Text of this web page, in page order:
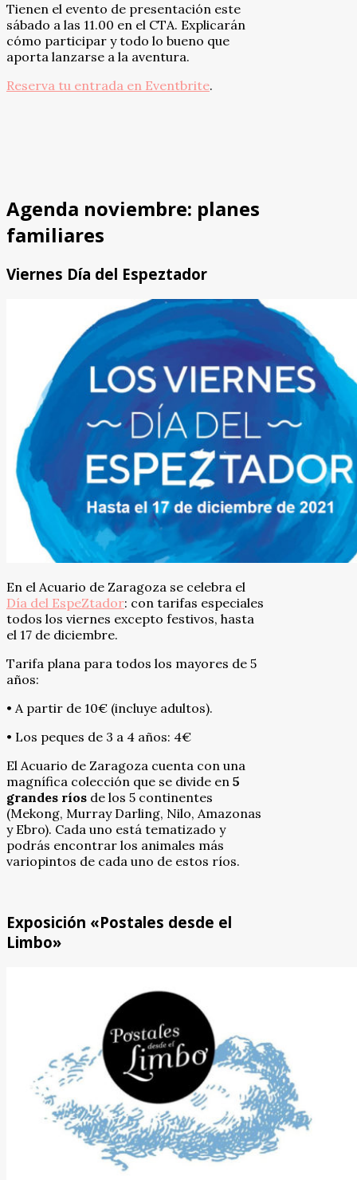
Tienen el evento de presentación este
sábado a las 11.00 en el CTA. Explicarán
cómo participar y todo lo bueno que
aporta lanzarse a la aventura.
Reserva tu entrada en Eventbrite.
Agenda noviembre: planes
familiares
Viernes Día del Espeztador
En el Acuario de Zaragoza se celebra el
Día del EspeZtador: con tarifas especiales
todos los viernes excepto festivos, hasta
el 17 de diciembre.
Tarifa plana para todos los mayores de 5
años:
• A partir de 10€ (incluye adultos).
• Los peques de 3 a 4 años: 4€
El Acuario de Zaragoza cuenta con una
magnífica colección que se divide en 5
grandes ríos de los 5 continentes
(Mekong, Murray Darling, Nilo, Amazonas
y Ebro). Cada uno está tematizado y
podrás encontrar los animales más
variopintos de cada uno de estos ríos.
Exposición «Postales desde el
Limbo»